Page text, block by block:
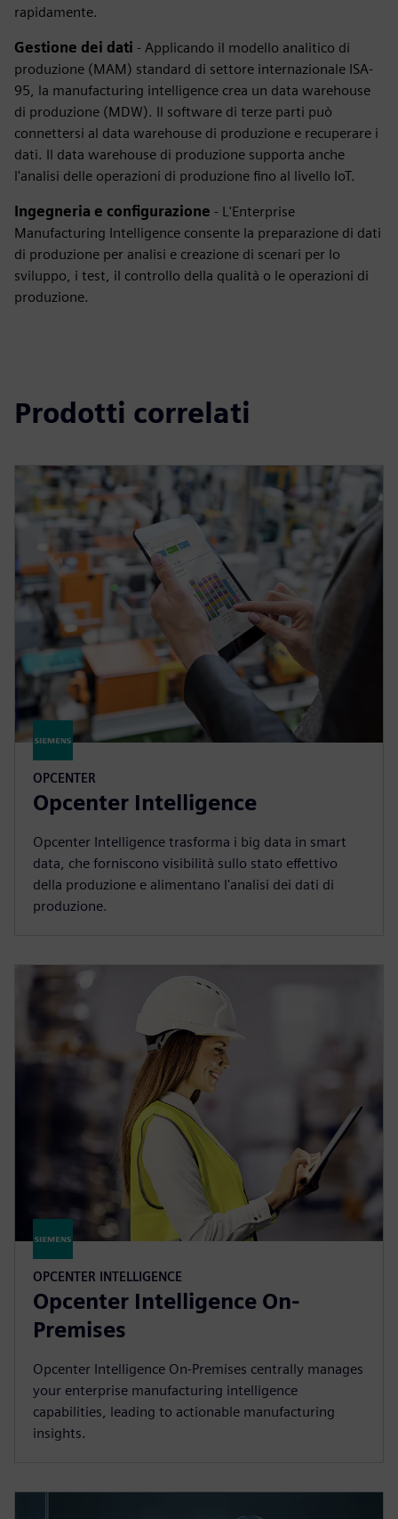
rapidamente.
Gestione dei dati - Applicando il modello analitico di
produzione (MAM) standard di settore internazionale ISA-
95, la manufacturing intelligence crea un data warehouse
di produzione (MDW). Il software di terze parti può
connettersi al data warehouse di produzione e recuperare i
dati. Il data warehouse di produzione supporta anche
l'analisi delle operazioni di produzione fino al livello IoT.
Ingegneria e configurazione - L'Enterprise
Manufacturing Intelligence consente la preparazione di dati
di produzione per analisi e creazione di scenari per lo
sviluppo, i test, il controllo della qualità o le operazioni di
produzione.
Prodotti correlati
OPCENTER
Opcenter Intelligence
Opcenter Intelligence trasforma i big data in smart
data, che forniscono visibilità sullo stato effettivo
della produzione e alimentano l'analisi dei dati di
produzione.
OPCENTER INTELLIGENCE
Opcenter Intelligence On-
Premises
Opcenter Intelligence On-Premises centrally manages
your enterprise manufacturing intelligence
capabilities, leading to actionable manufacturing
insights.